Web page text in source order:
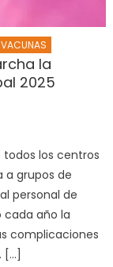
VACUNAS
la
2025
los centros
a grupos de
personal de
cada año la
complicaciones
[…]